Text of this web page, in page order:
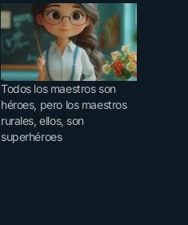
Todos los maestros son
héroes, pero los maestros
rurales, ellos, son
superhéroes